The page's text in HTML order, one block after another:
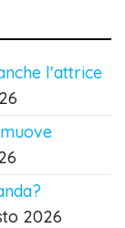
l'attrice
2026